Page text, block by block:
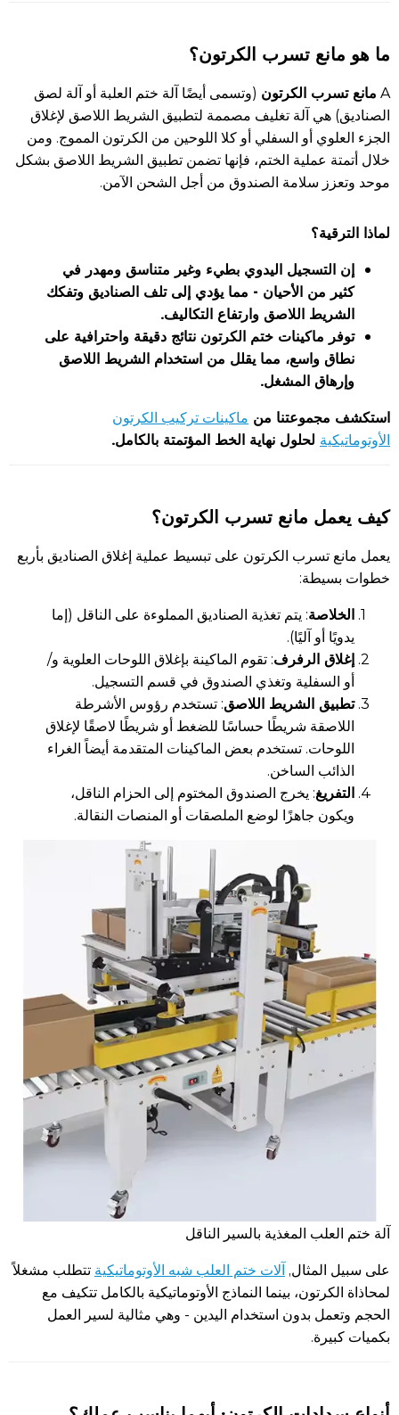
ما هو مانع تسرب الكرتون؟
A مانع تسرب الكرتون (وتسمى أيضًا آلة ختم العلبة أو آلة لصق
الصناديق) هي آلة تغليف مصممة لتطبيق الشريط اللاصق لإغلاق
الجزء العلوي أو السفلي أو كلا اللوحين من الكرتون المموج. ومن
خلال أتمتة عملية الختم، فإنها تضمن تطبيق الشريط اللاصق بشكل
موحد وتعزز سلامة الصندوق من أجل الشحن الآمن.
لماذا الترقية؟
إن التسجيل اليدوي بطيء وغير متناسق ومهدر في
كثير من الأحيان - مما يؤدي إلى تلف الصناديق وتفكك
الشريط اللاصق وارتفاع التكاليف.
توفر ماكينات ختم الكرتون نتائج دقيقة واحترافية على
نطاق واسع، مما يقلل من استخدام الشريط اللاصق
وإرهاق المشغل.
استكشف مجموعتنا من ماكينات تركيب الكرتون
الأوتوماتيكية لحلول نهاية الخط المؤتمتة بالكامل.
كيف يعمل مانع تسرب الكرتون؟
يعمل مانع تسرب الكرتون على تبسيط عملية إغلاق الصناديق بأربع
خطوات بسيطة:
الخلاصة: يتم تغذية الصناديق المملوءة على الناقل (إما
يدويًا أو آليًا).
إغلاق الرفرف: تقوم الماكينة بإغلاق اللوحات العلوية و/
أو السفلية وتغذي الصندوق في قسم التسجيل.
تطبيق الشريط اللاصق: تستخدم رؤوس الأشرطة
اللاصقة شريطًا حساسًا للضغط أو شريطًا لاصقًا لإغلاق
اللوحات. تستخدم بعض الماكينات المتقدمة أيضاً الغراء
الذائب الساخن.
التفريغ: يخرج الصندوق المختوم إلى الحزام الناقل،
ويكون جاهزًا لوضع الملصقات أو المنصات النقالة.
آلة ختم العلب المغذية بالسير الناقل
على سبيل المثال, آلات ختم العلب شبه الأوتوماتيكية تتطلب مشغلاً
لمحاذاة الكرتون، بينما النماذج الأوتوماتيكية بالكامل تتكيف مع
الحجم وتعمل بدون استخدام اليدين - وهي مثالية لسير العمل
بكميات كبيرة.